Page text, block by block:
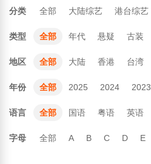
分类 全部 大陆综艺 港台综艺
类型 全部 年代 悬疑 古装
地区 全部 大陆 香港 台湾
年份 全部 2025 2024 2023
语言 全部 国语 粤语 英语
字母 全部 A B C D E